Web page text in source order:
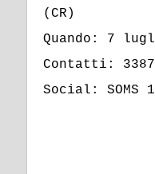
(CR)
Quando: 7
Contatti:
Social: SOMS